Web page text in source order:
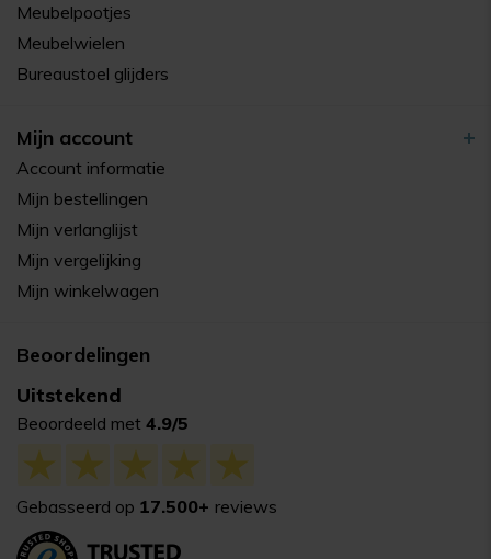
Meubelpootjes
Meubelwielen
Bureaustoel glijders
Mijn account
Account informatie
Mijn bestellingen
Mijn verlanglijst
Mijn vergelijking
Mijn winkelwagen
Beoordelingen
Uitstekend
Beoordeeld met 4.9/5
Gebasseerd op 17.500+ reviews